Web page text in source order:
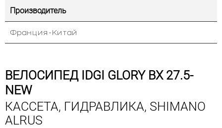
Производитель
Франция-Китай
ВЕЛОСИПЕД IDGI GLORY BX 27.5-
NEW
КАССЕТА, ГИДРАВЛИКА, SHIMANO
ALRUS